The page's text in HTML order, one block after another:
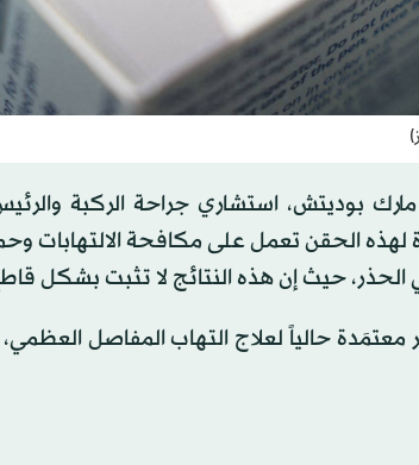
مارك بوديتش، استشاري جراحة الركبة
لهذه الحقن تعمل على مكافحة الالتهابات
حيث إن هذه النتائج لا تثبت بشكل
حالياً لعلاج التهاب المفاصل